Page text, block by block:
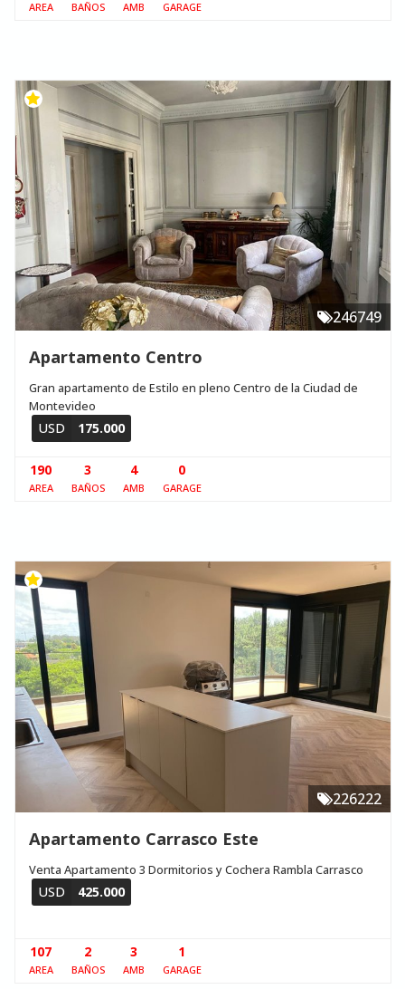
AREA BAÑOS AMB GARAGE
246749
Apartamento Centro
Gran apartamento de Estilo en pleno Centro de la Ciudad de
Montevideo
USD 175.000
190
AREA
3
BAÑOS
4
AMB
0
GARAGE
226222
Apartamento Carrasco Este
Venta Apartamento 3 Dormitorios y Cochera Rambla Carrasco
USD 425.000
107
AREA
2
BAÑOS
3
AMB
1
GARAGE